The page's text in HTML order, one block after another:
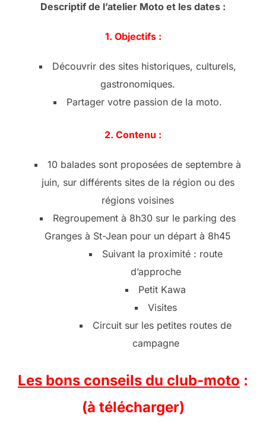
Descriptif de l’atelier Moto et les dates :
1. Objectifs :
Découvrir des sites historiques, culturels,
gastronomiques.
Partager votre passion de la moto.
2. Contenu :
10 balades sont proposées de septembre à
juin, sur différents sites de la région ou des
régions voisines
Regroupement à 8h30 sur le parking des
Granges à St-Jean pour un départ à 8h45
Suivant la proximité : route
d’approche
Petit Kawa
Visites
Circuit sur les petites routes de
campagne
Les bons conseils du club-moto :
(à télécharger)